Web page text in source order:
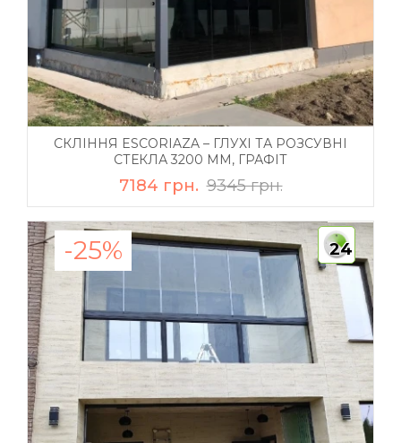
СКЛІННЯ ESCORIAZA – ГЛУХІ ТА РОЗСУВНІ
СТЕКЛА 3200 ММ, ГРАФІТ
7184 грн. 9345 грн.
-25% 24